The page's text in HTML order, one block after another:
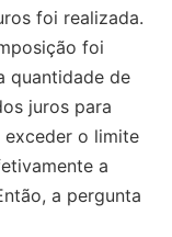
foi realizada.
foi
quantidade de
juros para
o limite
a
a pergunta